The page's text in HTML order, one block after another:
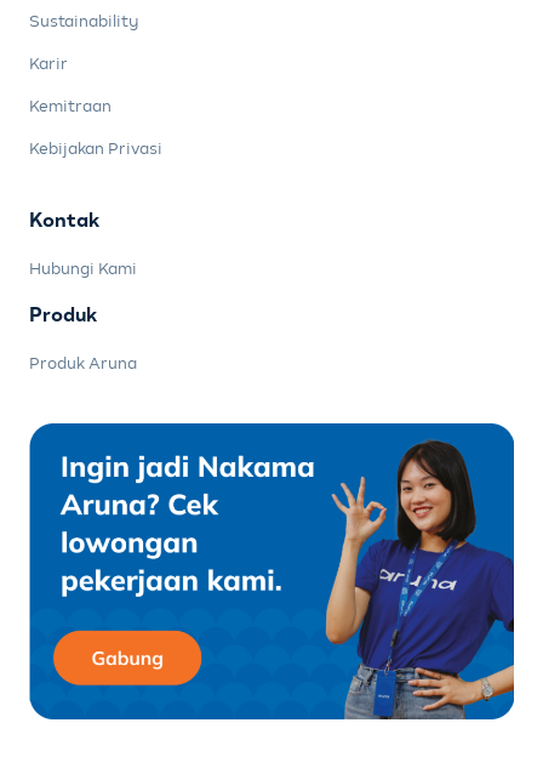
Sustainability
Karir
Kemitraan
Kebijakan Privasi
Kontak
Hubungi Kami
Produk
Produk Aruna